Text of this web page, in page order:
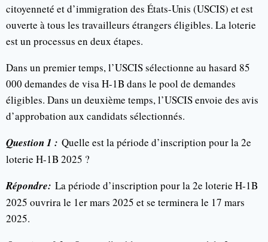
citoyenneté et d’immigration des États-Unis (USCIS) et est
ouverte à tous les travailleurs étrangers éligibles. La loterie
est un processus en deux étapes.
Dans un premier temps, l’USCIS sélectionne au hasard 85
000 demandes de visa H-1B dans le pool de demandes
éligibles. Dans un deuxième temps, l’USCIS envoie des avis
d’approbation aux candidats sélectionnés.
Question 1 : Quelle est la période d’inscription pour la 2e
loterie H-1B 2025 ?
Répondre: La période d’inscription pour la 2e loterie H-1B
2025 ouvrira le 1er mars 2025 et se terminera le 17 mars
2025.